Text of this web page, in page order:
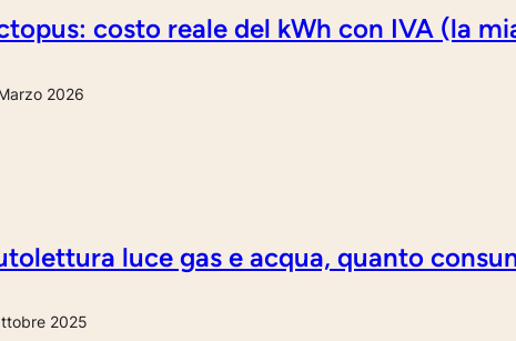
costo reale del kWh con IVA (la
2026
luce gas e acqua, quanto
2025